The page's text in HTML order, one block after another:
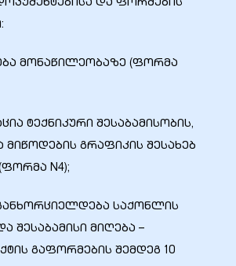
და ფორმების
მონაწილეობაზე (ფორმა
ტექნიკური შესაბამისობის,
მიწოდების გრაფიკის შესახებ
N4);
საქონლის
შესაბამისი მიღება –
გაფორმების შემდეგ 10